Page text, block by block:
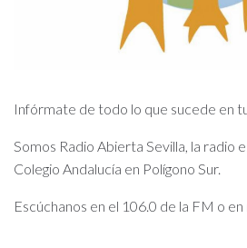
Infórmate de todo lo que sucede en
Somos Radio Abierta Sevilla, la radio
Colegio Andalucía en Polígono Sur.
Escúchanos en el 106.0 de la FM o